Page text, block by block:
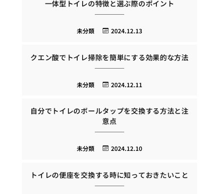
一体型トイレの特徴と選ぶ際のポイント
2024.12.13
未分類
クエン酸でトイレ掃除を簡単にする効果的な方法
2024.12.11
未分類
自分でトイレのボールタップを交換する方法と注
意点
2024.12.10
未分類
トイレの便座を交換する時に知っておきたいこと